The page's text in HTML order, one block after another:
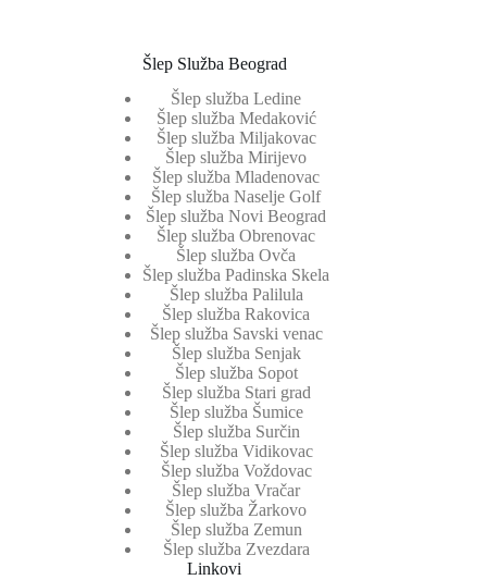
Šlep Služba Beograd
Šlep služba Ledine
Šlep služba Medaković
Šlep služba Miljakovac
Šlep služba Mirijevo
Šlep služba Mladenovac
Šlep služba Naselje Golf
Šlep služba Novi Beograd
Šlep služba Obrenovac
Šlep služba Ovča
Šlep služba Padinska Skela
Šlep služba Palilula
Šlep služba Rakovica
Šlep služba Savski venac
Šlep služba Senjak
Šlep služba Sopot
Šlep služba Stari grad
Šlep služba Šumice
Šlep služba Surčin
Šlep služba Vidikovac
Šlep služba Voždovac
Šlep služba Vračar
Šlep služba Žarkovo
Šlep služba Zemun
Šlep služba Zvezdara
Linkovi